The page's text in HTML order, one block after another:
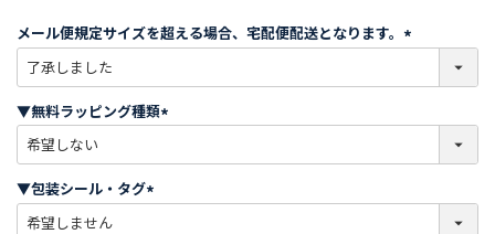
メール便規定サイズを超える場合、宅配便配送となります。
必
)
▼無料ラッピング種類
必
)
▼包装シール・タグ